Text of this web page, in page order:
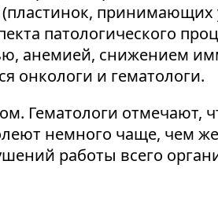
принимающих
патологического
анемией, снижением
онкологи и гематологи.
Гематологи отмечают,
немного чаще, чем
работы всего